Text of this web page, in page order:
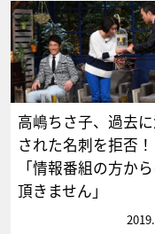
高嶋ちさ子、過去
された名刺を拒否！
「情報番組の方か
頂きません」